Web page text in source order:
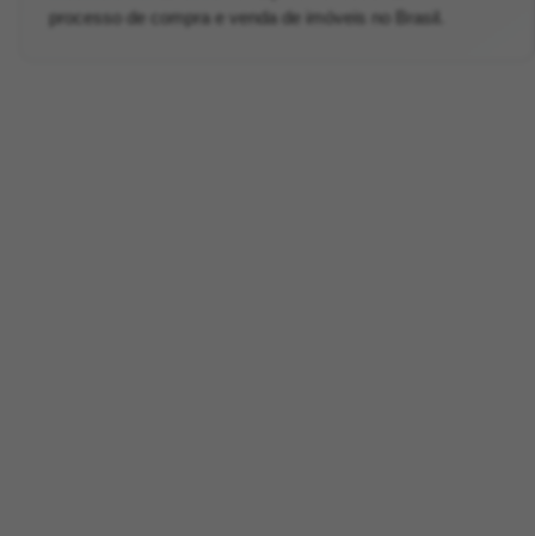
processo de compra e venda de imóveis no Brasil.